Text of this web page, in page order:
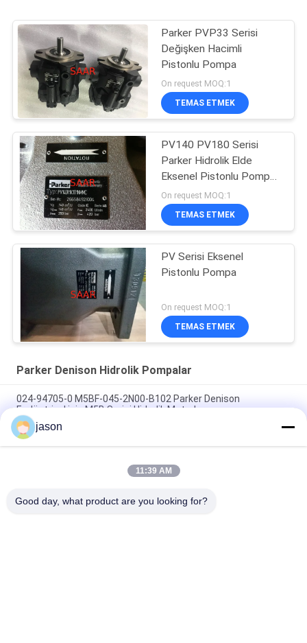
Parker PVP33 Serisi
Değişken Hacimli
Pistonlu Pompa
On request MOQ:1
TEMAS ETMEK
PV140 PV180 Serisi
Parker Hidrolik Elde
Eksenel Pistonlu Pompa
Pompaları
On request MOQ:1
TEMAS ETMEK
PV Serisi Eksenel
Pistonlu Pompa
On request MOQ:1
TEMAS ETMEK
Parker Denison Hidrolik Pompalar
024-94705-0 M5BF-045-2N00-B102 Parker Denison
Endüstriyel için M5B Serisi Hidrolik Motorlar
024-49695-0 T6DCCM-B28-B10-B03-1R00-B100 Parker
Denison Üçlü Kanatlı Pompa
024-91069-0 T7DDBS-B42-B28-B14-2L00-A100 Parker
jason
11:39 AM
Good day, what product are you looking for?